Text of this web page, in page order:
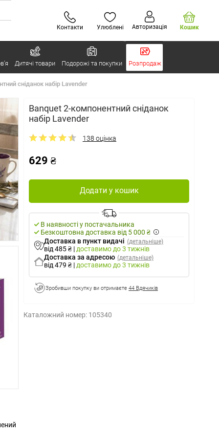
Контакти Улюблені Авторизація Кошик
Дитячі товари Подорожі та покупки Розпродаж
сніданок набір Lavender
Banquet 2-компонентний сніданок
набір Lavender
138 оцінка
629 ₴
Додати у кошик
В наявності у постачальника
Безкоштовна доставка від 5 000 ₴
Доставка в пункт видачі (детальніше)
від 485 ₴ | доставимо до 3 тижнів
Доставка за адресою (детальніше)
від 479 ₴ | доставимо до 3 тижнів
Зробивши покупку ви отримаєте 44 Вдячиків
Каталожний номер: 105340